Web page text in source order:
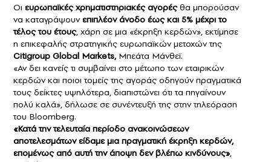
Οι ευρωπαϊκές χρηματιστηριακές αγορέςθα μπορούσαν
να καταγράψουνεπιπλέον άνοδο έως και 5% μέχρι το
τέλος του έτους, χάρη σε μια «έκρηξη κερδών», εκτίμησε
η επικεφαλής στρατηγικής ευρωπαϊκών μετοχών της
Citigroup Global Markets,Μπεάτα Μάνθεϊ.
«Αν δει κανείς τι συμβαίνει στο μέτωπο των εταιρικών
κερδών και ποιοι τομείς της αγοράς οδηγούν πραγματικά
τους δείκτες υψηλότερα, διαπιστώνει ότι τα πηγαίνουν
πολύ καλά», δήλωσε σε συνέντευξή της στην τηλεόραση
του Bloomberg.
«Κατά την τελευταία περίοδο ανακοινώσεων
αποτελεσμάτων είδαμε μια πραγματική έκρηξη κερδών,
επομένως από αυτή την άποψη δεν βλέπω κινδύνους»,